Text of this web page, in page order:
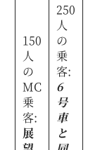
150
人
の
MC
乗
客:
展
250
人
の
乗
客:
6
号
車
と